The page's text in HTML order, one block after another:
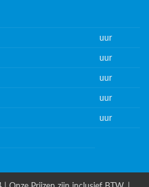
uur
uur
uur
uur
uur